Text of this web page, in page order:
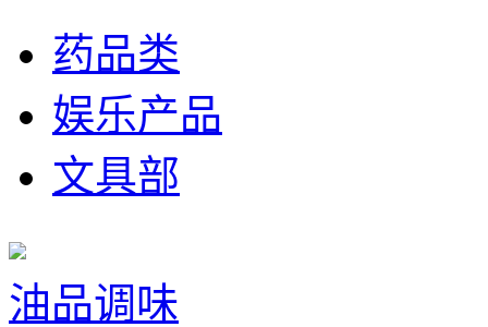
药品类
娱乐产品
文具部
油品调味